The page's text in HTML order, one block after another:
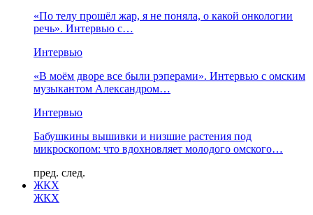
«По телу прошёл жар, я не поняла, о какой онкологии
речь». Интервью с…
Интервью
«В моём дворе все были рэперами». Интервью с омским
музыкантом Александром…
Интервью
Бабушкины вышивки и низшие растения под
микроскопом: что вдохновляет молодого омского…
пред. след.
ЖКХ
ЖКХ